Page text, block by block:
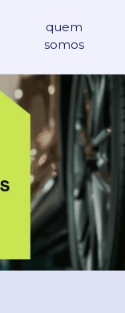
quem
somos